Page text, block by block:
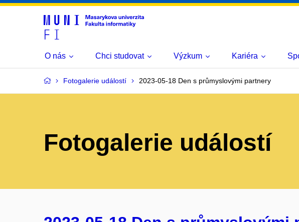
O nás Chci studovat Výzkum Kariéra
Fotogalerie událostí 2023-05-18 Den s průmyslovými partnery
Fotogalerie událostí